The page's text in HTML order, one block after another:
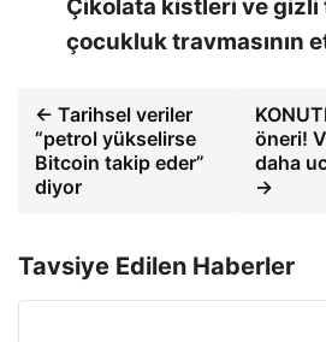
Çikolata kistleri ve gizli
çocukluk travmasının
← Tarihsel veriler
“petrol yükselirse
Bitcoin takip eder”
diyor
öneri!
daha
→
Tavsiye Edilen Haberler